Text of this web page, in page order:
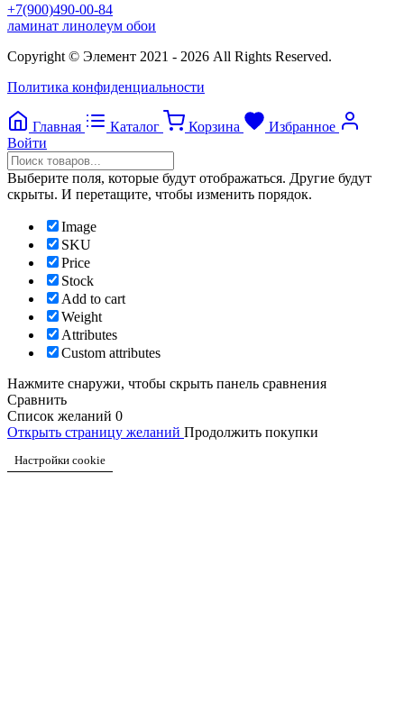
+7(900)490-00-84
ламинат линолеум обои
Copyright © Элемент 2021 - 2026 All Rights Reserved.
Политика конфиденциальности
Главная Каталог Корзина
Избранное
Войти
Выберите поля, которые будут отображаться. Другие будут
скрыты. И перетащите, чтобы изменить порядок.
Image
SKU
Price
Stock
Add to cart
Weight
Attributes
Custom attributes
Нажмите снаружи, чтобы скрыть панель сравнения
Сравнить
Список желаний 0
Открыть страницу желаний Продолжить покупки
Настройки cookie